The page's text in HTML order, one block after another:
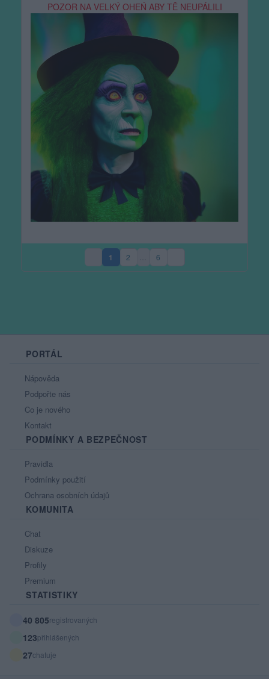
POZOR NA VELKÝ OHEŃ ABY TĚ NEUPÁLILI
1(aktuální strana)
2 6
PORTÁL
Nápověda
Podpořte nás
Co je nového
Kontakt
PODMÍNKY A BEZPEČNOST
Pravidla
Podmínky použití
Ochrana osobních údajů
KOMUNITA
Chat
Diskuze
Profily
Premium
STATISTIKY
40 805registrovaných
123přihlášených
27chatuje